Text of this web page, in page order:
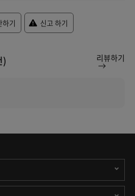
하기 신고 하기
) 리뷰하기